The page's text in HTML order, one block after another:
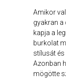
Amikor
gyakran
kapja a
burkolat
stílusát
Azonban
mögötte